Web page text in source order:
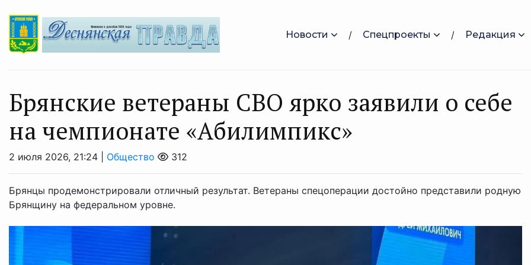
Новости Спецпроекты Редакция
Брянские ветераны СВО ярко заявили о себе
на чемпионате «Абилимпикс»
2 июля 2026, 21:24 | Общество 312
Брянцы продемонстрировали отличный результат. Ветераны спецоперации достойно представили родную
Брянщину на федеральном уровне.